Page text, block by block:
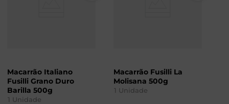
Macarrão Italiano
Fusilli Grano Duro
Barilla 500g
1 Unidade
Macarrão Fusilli La
Molisana 500g
1 Unidade